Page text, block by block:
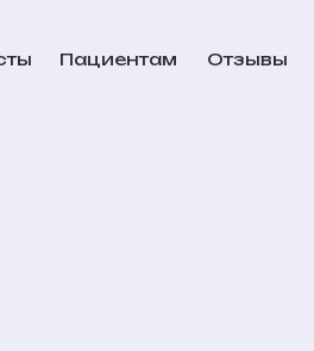
Отзывы
Пациентам